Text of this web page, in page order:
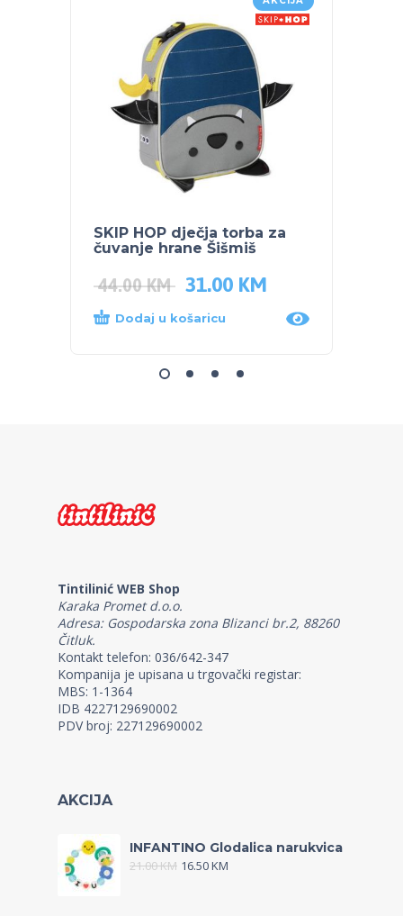
SKIP HOP dječja torba za
čuvanje hrane Šišmiš
44.00KM 31.00 KM
Dodaj u košaricu
Tintilinić WEB Shop
Karaka Promet d.o.o.
Adresa: Gospodarska zona Blizanci br.2, 88260
Čitluk.
Kontakt telefon: 036/642-347
Kompanija je upisana u trgovački registar:
MBS: 1-1364
IDB 4227129690002
PDV broj: 227129690002
AKCIJA
INFANTINO Glodalica narukvica
21.00KM 16.50KM